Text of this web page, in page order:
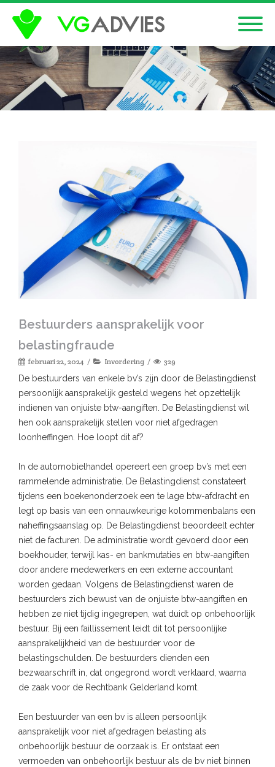
Bestuurders aansprakelijk voor
belastingfraude
februari 22, 2024 Invordering 329
De bestuurders van enkele bv’s zijn door de Belastingdienst
persoonlijk aansprakelijk gesteld wegens het opzettelijk
indienen van onjuiste btw-aangiften. De Belastingdienst wil
hen ook aansprakelijk stellen voor niet afgedragen
loonheffingen. Hoe loopt dit af?
In de automobielhandel opereert een groep bv’s met een
rammelende administratie. De Belastingdienst constateert
tijdens een boekenonderzoek een te lage btw-afdracht en
legt op basis van een onnauwkeurige kolommenbalans een
naheffingsaanslag op. De Belastingdienst beoordeelt echter
niet de facturen. De administratie wordt gevoerd door een
boekhouder, terwijl kas- en bankmutaties en btw-aangiften
door andere medewerkers en een externe accountant
worden gedaan. Volgens de Belastingdienst waren de
bestuurders zich bewust van de onjuiste btw-aangiften en
hebben ze niet tijdig ingegrepen, wat duidt op onbehoorlijk
bestuur. Bij een faillissement leidt dit tot persoonlijke
aansprakelijkheid van de bestuurder voor de
belastingschulden. De bestuurders dienden een
bezwaarschrift in, dat ongegrond wordt verklaard, waarna
de zaak voor de Rechtbank Gelderland komt.
Een bestuurder van een bv is alleen persoonlijk
aansprakelijk voor niet afgedragen belasting als
onbehoorlijk bestuur de oorzaak is. Er ontstaat een
vermoeden van onbehoorlijk bestuur als de bv niet binnen